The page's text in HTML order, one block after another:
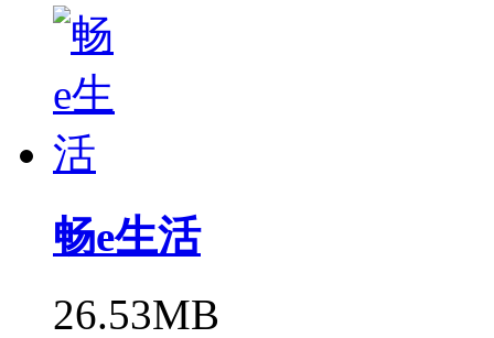
畅e生活
26.53MB